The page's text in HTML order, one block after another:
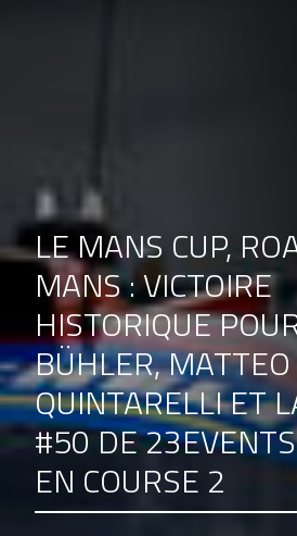
LE MANS CUP,
MANS : VICTOIRE
HISTORIQUE
BÜHLER, MATTEO
QUINTARELLI ET
#50 DE
EN COURSE 2